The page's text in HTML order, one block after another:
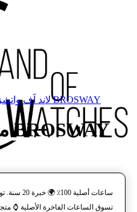
لاند آف واتشزمجوهرات برازوی BROSWAY
مجوهرات برازوی BROSWAY
ساعات أصلية 100٪ 🌍 خبرة 20 سنة. توصيل مجاني داخل الإمارات.
تسوق الساعات الفاخرة الأصلية ⌚️